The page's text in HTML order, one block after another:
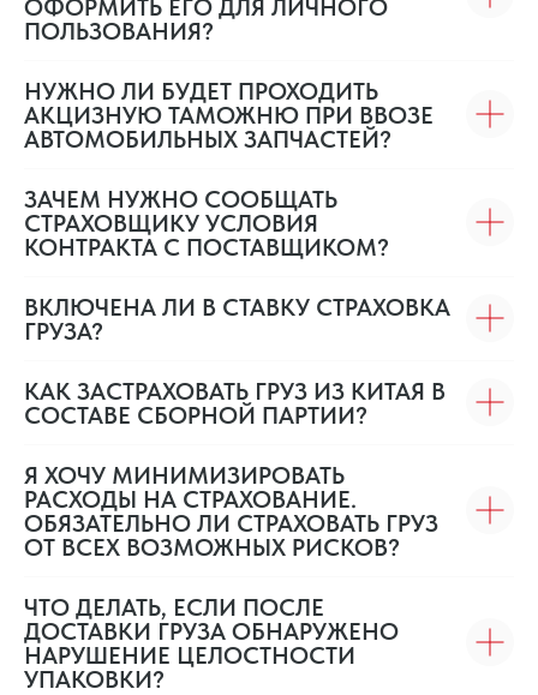
ОФОРМИТЬ ЕГО ДЛЯ ЛИЧНОГО
ПОЛЬЗОВАНИЯ?
НУЖНО ЛИ БУДЕТ ПРОХОДИТЬ
АКЦИЗНУЮ ТАМОЖНЮ ПРИ ВВОЗЕ
АВТОМОБИЛЬНЫХ ЗАПЧАСТЕЙ?
ЗАЧЕМ НУЖНО СООБЩАТЬ
СТРАХОВЩИКУ УСЛОВИЯ
КОНТРАКТА С ПОСТАВЩИКОМ?
ВКЛЮЧЕНА ЛИ В СТАВКУ СТРАХОВКА
ГРУЗА?
КАК ЗАСТРАХОВАТЬ ГРУЗ ИЗ КИТАЯ В
СОСТАВЕ СБОРНОЙ ПАРТИИ?
Я ХОЧУ МИНИМИЗИРОВАТЬ
РАСХОДЫ НА СТРАХОВАНИЕ.
ОБЯЗАТЕЛЬНО ЛИ СТРАХОВАТЬ ГРУЗ
ОТ ВСЕХ ВОЗМОЖНЫХ РИСКОВ?
ЧТО ДЕЛАТЬ, ЕСЛИ ПОСЛЕ
ДОСТАВКИ ГРУЗА ОБНАРУЖЕНО
НАРУШЕНИЕ ЦЕЛОСТНОСТИ
УПАКОВКИ?